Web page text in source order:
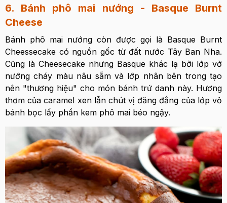
6. Bánh phô mai nướng - Basque Burnt
Cheese
Bánh phô mai nướng còn được gọi là Basque Burnt
Cheessecake có nguồn gốc từ đất nước Tây Ban Nha.
Cũng là Cheesecake nhưng Basque khác lạ bởi lớp vở
nướng cháy màu nâu sẫm và lớp nhân bên trong tạo
nên "thương hiệu" cho món bánh trứ danh này. Hương
thơm của caramel xen lẫn chút vị đăng đắng của lớp vỏ
bánh bọc lấy phần kem phô mai béo ngậy.